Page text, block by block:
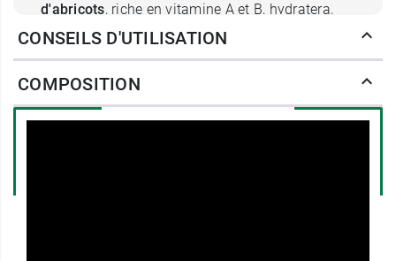
d'abricots, riche en vitamine A et B, hydratera,
assouplira et revitalisera les lèvres.
protecteur. Enfin, elles bénéficieront des
(aussi appelée fiancée du soleil).
CONSEILS D'UTILISATION
COMPOSITION